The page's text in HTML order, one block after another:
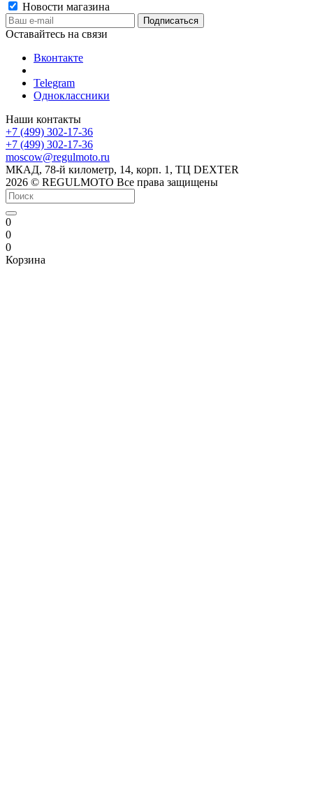
Новости магазина
Оставайтесь на связи
Вконтакте
Telegram
Одноклассники
Наши контакты
+7 (499) 302-17-36
+7 (499) 302-17-36
moscow@regulmoto.ru
МКАД, 78-й километр, 14, корп. 1, ТЦ DEXTER
2026 © REGULMOTO Все права защищены
0
0
0
Корзина